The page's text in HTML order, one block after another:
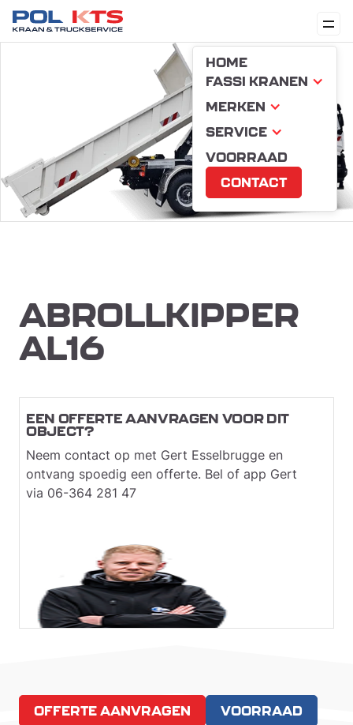
HOME
FASSI KRANEN
MERKEN
SERVICE
VOORRAAD
CONTACT
ABROLLKIPPER
AL16
EEN OFFERTE AANVRAGEN VOOR DIT
OBJECT?
Neem contact op met Gert Esselbrugge en
ontvang spoedig een offerte. Bel of app Gert
via 06-364 281 47
OFFERTE AANVRAGEN VOORRAAD